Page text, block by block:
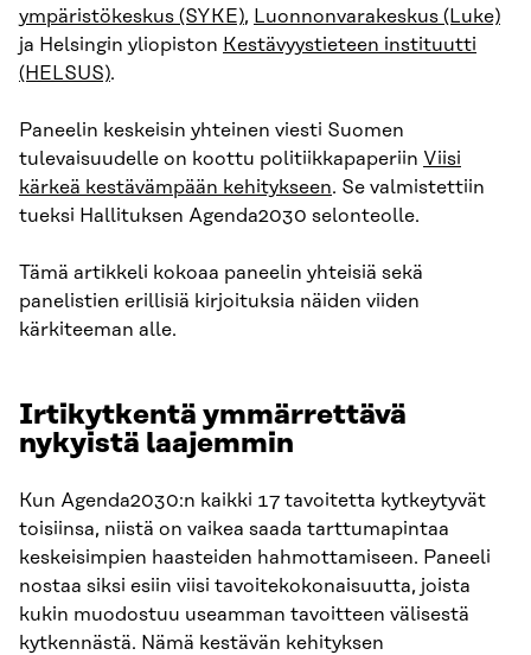
ympäristökeskus (SYKE), Luonnonvarakeskus (Luke)
ja Helsingin yliopiston Kestävyystieteen instituutti
(HELSUS).
Paneelin keskeisin yhteinen viesti Suomen
tulevaisuudelle on koottu politiikkapaperiin Viisi
kärkeä kestävämpään kehitykseen. Se valmistettiin
tueksi Hallituksen Agenda2030 selonteolle.
Tämä artikkeli kokoaa paneelin yhteisiä sekä
panelistien erillisiä kirjoituksia näiden viiden
kärkiteeman alle.
Irtikytkentä ymmärrettävä
nykyistä laajemmin
Kun Agenda2030:n kaikki 17 tavoitetta kytkeytyvät
toisiinsa, niistä on vaikea saada tarttumapintaa
keskeisimpien haasteiden hahmottamiseen. Paneeli
nostaa siksi esiin viisi tavoitekokonaisuutta, joista
kukin muodostuu useamman tavoitteen välisestä
kytkennästä. Nämä kestävän kehityksen